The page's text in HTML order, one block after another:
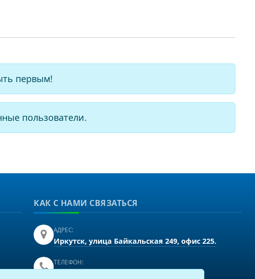
первым!
пользователи.
КАК С НАМИ СВЯЗАТЬСЯ
АДРЕС:
Иркутск, улица Байкальская 249, офис 225.
ТЕЛЕФОН: